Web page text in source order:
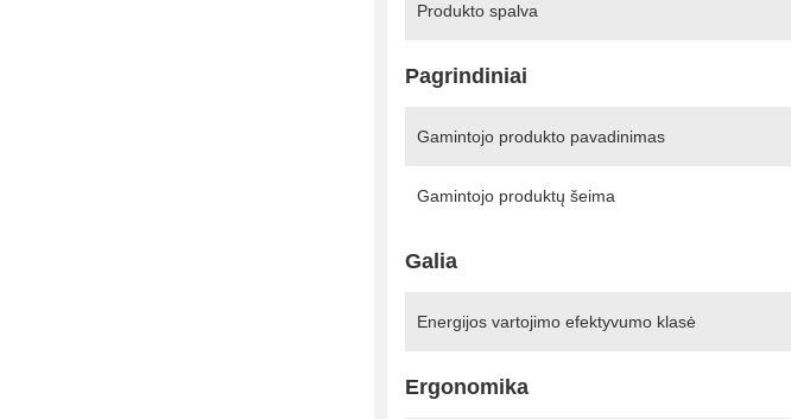
Produkto spalva
Pagrindiniai
Gamintojo produkto pavadinimas
Gamintojo produktų šeima
Galia
Energijos vartojimo efektyvumo klasė
Ergonomika